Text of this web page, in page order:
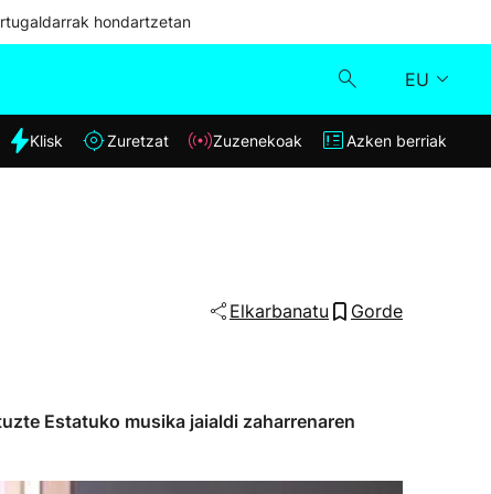
hondartzetan
EU
Klisk
Klisk Zuretzat Zuzenekoak Azken berriak
Elkarbanatu Gorde
Estatuko musika jaialdi zaharrenaren